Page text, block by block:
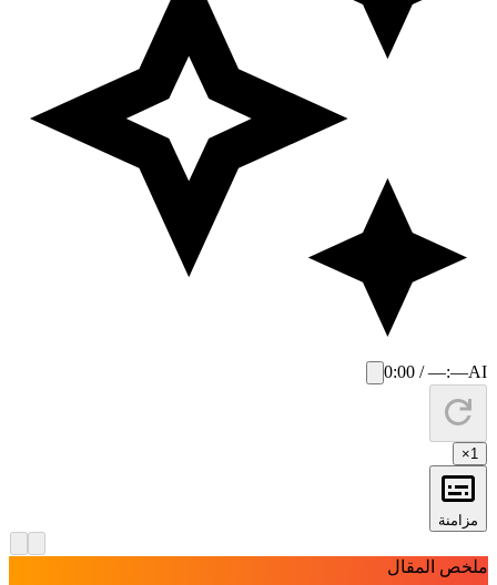
AI
0:00 / —:—
×
مزامنة
ملخص المقال